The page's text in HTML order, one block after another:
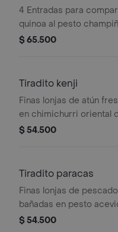
4 Entradas para
quinoa al pesto
en salsa spicy, coliflor
$ 65.500
Tiradito kenji
Finas lonjas de atún
en chimichurri oriental
apio y espárragos
$ 54.500
Tiradito paracas
Finas lonjas de
bañadas en pesto
capa delgada de
$ 54.500